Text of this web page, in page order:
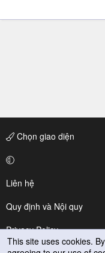
Chọn giao diện
Liên hệ
Quy định và Nội quy
Privacy Policy
This site uses cookies.